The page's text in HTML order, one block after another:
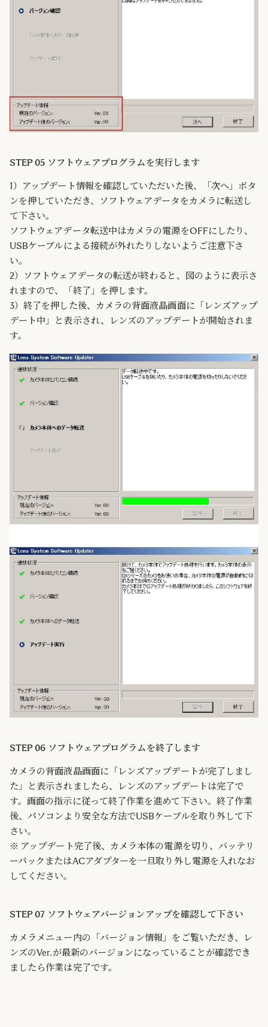
STEP 05 ソフトウェアプログラムを実行します
1）アップデート情報を確認していただいた後、「次へ」ボタ
ンを押していただき、ソフトウェアデータをカメラに転送し
て下さい。
ソフトウェアデータ転送中はカメラの電源をOFFにしたり、
USBケーブルによる接続が外れたりしないようご注意下さ
い。
2）ソフトウェアデータの転送が終わると、図のように表示さ
れますので、「終了」を押します。
3）終了を押した後、カメラの背面液晶画面に「レンズアップ
デート中」と表示され、レンズのアップデートが開始されま
す。
STEP 06 ソフトウェアプログラムを終了します
カメラの背面液晶画面に「レンズアップデートが完了しまし
た」と表示されましたら、レンズのアップデートは完了で
す。画面の指示に従って終了作業を進めて下さい。終了作業
後、パソコンより安全な方法でUSBケーブルを取り外して下
さい。
※ アップデート完了後、カメラ本体の電源を切り、バッテリ
ーパックまたはACアダプターを一旦取り外し電源を入れなお
してください。
STEP 07 ソフトウェアバージョンアップを確認して下さい
カメラメニュー内の「バージョン情報」をご覧いただき、レ
ンズのVer.が最新のバージョンになっていることが確認でき
ましたら作業は完了です。